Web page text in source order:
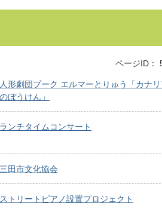
ページID：
人形劇団プーク エルマーとりゅう「カナ
のぼうけん」
ランチタイムコンサート
三田市文化協会
ストリートピアノ設置プロジェクト